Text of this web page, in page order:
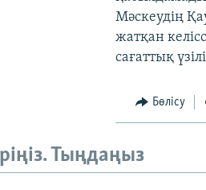
Мәскеудің
жатқан
сағаттық
Бөлісу
Тыңдаңыз